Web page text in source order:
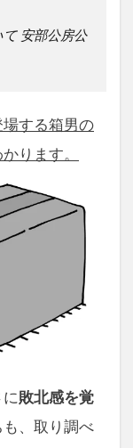
安部公房公
する箱男の
ります。
敗北感を覚
、取り調べ